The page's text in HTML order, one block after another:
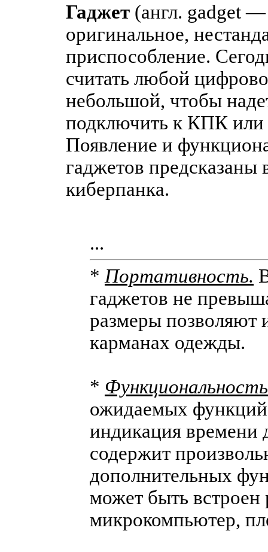
Гаджет (англ. gadget
оригинальное,
приспособление.
считать любой
небольшой, чтобы
подключить к КПК или
Появление и
гаджетов предсказаны
киберпанка.
...
* Портативность.
гаджетов не
размеры позволяют
карманах одежды.
*
ожидаемых
индикация времени
содержит
дополнительных
может быть
микрокомпьютер,